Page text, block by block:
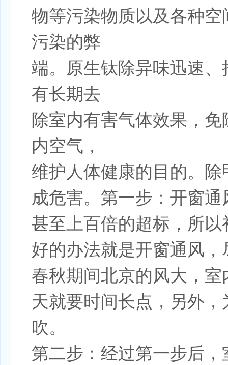
物等污染物质以及各种
污染的弊
端。原生钛除异味迅速
有长期去
除室内有害气体效果，
内空气，
维护人体健康的目的。
成危害。第一步：开窗
甚至上百倍的超标，所
好的办法就是开窗通风
春秋期间北京的风大，
天就要时间长点，另外
吹。
第二步：经过第一步后